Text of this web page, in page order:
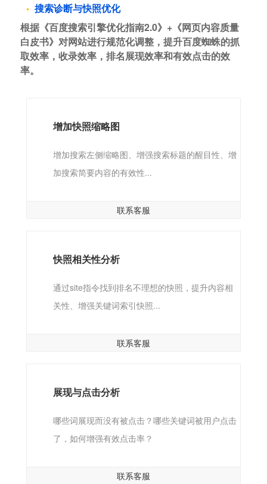
搜索诊断与快照优化
根据《百度搜索引擎优化指南2.0》+《网页内容质量
白皮书》对网站进行规范化调整，提升百度蜘蛛的抓
取效率，收录效率，排名展现效率和有效点击的效
率。
增加快照缩略图
增加搜索左侧缩略图、增强搜索标题的醒目性、增
加搜索简要内容的有效性...
联系客服
快照相关性分析
通过site指令找到排名不理想的快照，提升内容相
关性、增强关键词索引快照...
联系客服
展现与点击分析
哪些词展现而没有被点击？哪些关键词被用户点击
了，如何增强有效点击率？
联系客服